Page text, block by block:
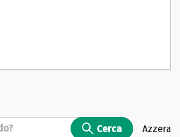
Cerca Azzera